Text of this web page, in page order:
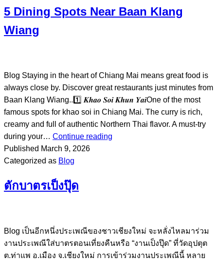
5 Dining Spots Near Baan Klang
Wiang
Blog Staying in the heart of Chiang Mai means great food is
always close by. Discover great restaurants just minutes from
Baan Klang Wiang..1️⃣ 𝑲𝒉𝒂𝒐 𝑺𝒐𝒊 𝑲𝒉𝒖𝒏 𝒀𝒂𝒊One of the most
famous spots for khao soi in Chiang Mai. The curry is rich,
creamy and full of authentic Northern Thai flavor. A must-try
during your… Continue reading
Published March 9, 2026
Categorized as Blog
ตักบาตรเป็งปุ๊ด
Blog เป็นอีกหนึ่งประเพณีของชาวเชียงใหม่ จะหลั่งไหลมาร่วม
งานประเพณีใส่บาตรตอนเที่ยงคืนหรือ “งานเป็งปุ๊ด” ที่วัดอุปตุต
ต.ท่าแพ อ.เมือง จ.เชียงใหม่ การเข้าร่วมงานประเพณีนี้ หลาย